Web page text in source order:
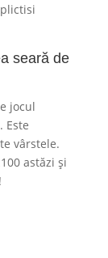
seară de
jocul
Este
vârstele.
astăzi și